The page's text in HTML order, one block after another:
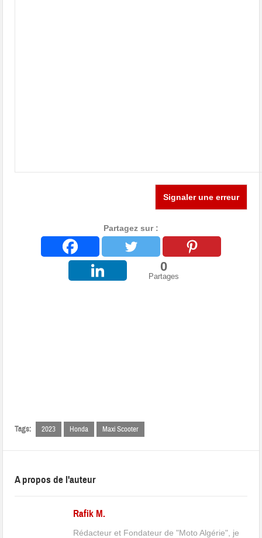
Signaler une erreur
Partagez sur :
0
Partages
Tags: 2023 Honda Maxi Scooter
A propos de l'auteur
Rafik M.
Rédacteur et Fondateur de "Moto Algérie", je